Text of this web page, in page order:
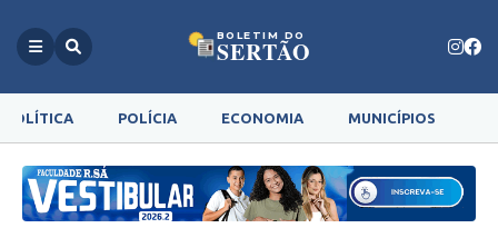
BOLETIM DO
SERTÃO
POLÍTICA POLÍCIA ECONOMIA MUNICÍPIOS